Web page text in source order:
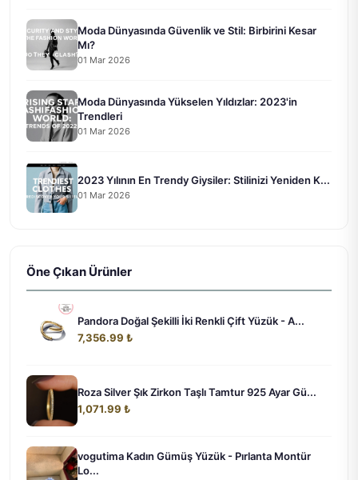
Moda Dünyasında Güvenlik ve Stil: Birbirini Kesar
Mı?
01 Mar 2026
Moda Dünyasında Yükselen Yıldızlar: 2023'in
Trendleri
01 Mar 2026
2023 Yılının En Trendy Giysiler: Stilinizi Yeniden K...
01 Mar 2026
Öne Çıkan Ürünler
Pandora Doğal Şekilli İki Renkli Çift Yüzük - A...
7,356.99 ₺
Roza Silver Şık Zirkon Taşlı Tamtur 925 Ayar Gü...
1,071.99 ₺
vogutima Kadın Gümüş Yüzük - Pırlanta Montür
Lo...